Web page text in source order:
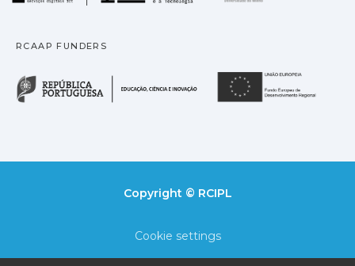
RCAAP FUNDERS
República Portuguesa
Copyright © RCIPL
Cookie settings